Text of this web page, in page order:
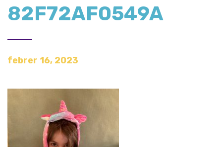
82F72AF0549A
febrer 16, 2023